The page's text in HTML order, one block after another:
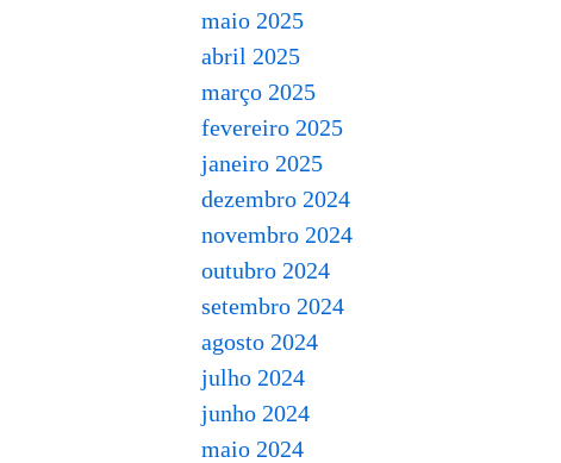
maio 2025
abril 2025
março 2025
fevereiro 2025
janeiro 2025
dezembro 2024
novembro 2024
outubro 2024
setembro 2024
agosto 2024
julho 2024
junho 2024
maio 2024